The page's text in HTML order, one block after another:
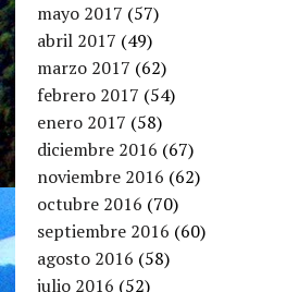
mayo 2017 (57)
abril 2017 (49)
marzo 2017 (62)
febrero 2017 (54)
enero 2017 (58)
diciembre 2016 (67)
noviembre 2016 (62)
octubre 2016 (70)
septiembre 2016 (60)
agosto 2016 (58)
julio 2016 (52)